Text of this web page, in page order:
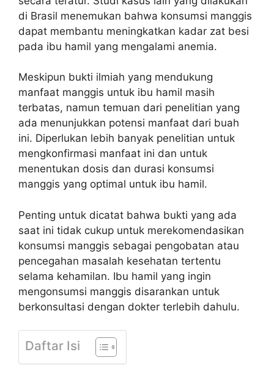
di Brasil menemukan bahwa konsumsi manggis
dapat membantu meningkatkan kadar zat besi
pada ibu hamil yang mengalami anemia.
Meskipun bukti ilmiah yang mendukung
manfaat manggis untuk ibu hamil masih
terbatas, namun temuan dari penelitian yang
ada menunjukkan potensi manfaat dari buah
ini. Diperlukan lebih banyak penelitian untuk
mengkonfirmasi manfaat ini dan untuk
menentukan dosis dan durasi konsumsi
manggis yang optimal untuk ibu hamil.
Penting untuk dicatat bahwa bukti yang ada
saat ini tidak cukup untuk merekomendasikan
konsumsi manggis sebagai pengobatan atau
pencegahan masalah kesehatan tertentu
selama kehamilan. Ibu hamil yang ingin
mengonsumsi manggis disarankan untuk
berkonsultasi dengan dokter terlebih dahulu.
Daftar Isi